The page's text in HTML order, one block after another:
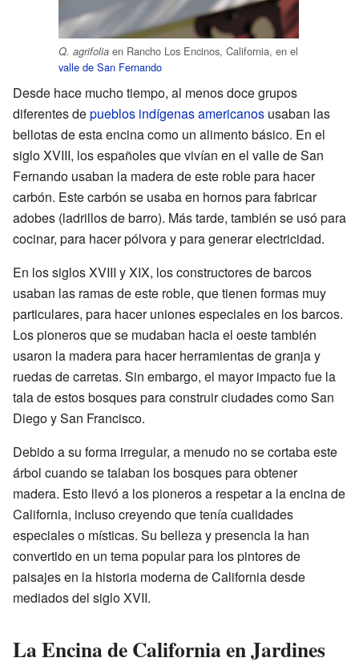
Q. agrifolia en Rancho Los Encinos, California, en el
valle de San Fernando
Desde hace mucho tiempo, al menos doce grupos
diferentes depueblos indígenas americanos usaban las
bellotas de esta encina como un alimento básico. En el
siglo XVIII, los españoles que vivían en el valle de San
Fernando usaban la madera de este roble para hacer
carbón. Este carbón se usaba en hornos para fabricar
adobes (ladrillos de barro). Más tarde, también se usó para
cocinar, para hacer pólvora y para generar electricidad.
En los siglos XVIII y XIX, los constructores de barcos
usaban las ramas de este roble, que tienen formas muy
particulares, para hacer uniones especiales en los barcos.
Los pioneros que se mudaban hacia el oeste también
usaron la madera para hacer herramientas de granja y
ruedas de carretas. Sin embargo, el mayor impacto fue la
tala de estos bosques para construir ciudades como San
Diego y San Francisco.
Debido a su forma irregular, a menudo no se cortaba este
árbol cuando se talaban los bosques para obtener
madera. Esto llevó a los pioneros a respetar a la encina de
California, incluso creyendo que tenía cualidades
especiales o místicas. Su belleza y presencia la han
convertido en un tema popular para los pintores de
paisajes en la historia moderna de California desde
mediados del siglo XVII.
La Encina de California en Jardines